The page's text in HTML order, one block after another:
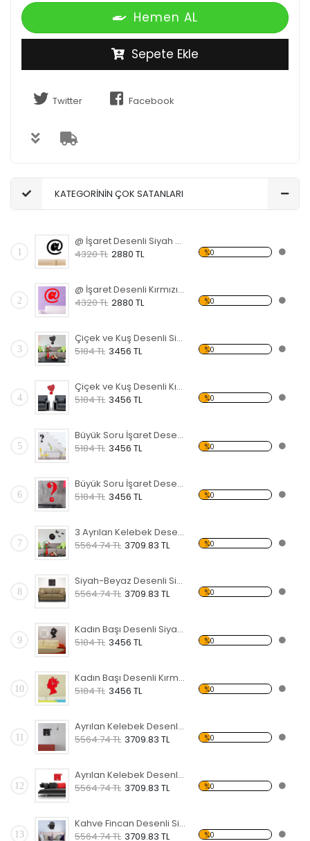
Hemen AL
Sepete Ekle
Twitter Facebook
KATEGORİNİN ÇOK SATANLARI
1
@ İşaret Desenli Siyah Dekoratif Duvar Saati
4320 TL 2880 TL %0
2
@ İşaret Desenli Kırmızı Dekoratif Duvar Saati
4320 TL 2880 TL %0
3
Çiçek ve Kuş Desenli Siyah Dekoratif Duvar Saati
5184 TL 3456 TL %0
4
Çiçek ve Kuş Desenli Kırmızı Dekoratif Duvar Saati
5184 TL 3456 TL %0
5
Büyük Soru İşaret Desenli Siyah Dekoratif Duvar Saati
5184 TL 3456 TL %0
6
Büyük Soru İşaret Desenli Kırmızı Dekoratif Duvar Saati
5184 TL 3456 TL %0
7
3 Ayrılan Kelebek Desenli Siyah Dekoratif Duvar Saati
5564.74 TL 3709.83 TL %0
8
Siyah-Beyaz Desenli Siyah Dekoratif Duvar Saati
5564.74 TL 3709.83 TL %0
9
Kadın Başı Desenli Siyah Dekoratif Duvar Saati
5184 TL 3456 TL %0
10
Kadın Başı Desenli Kırmızı Dekoratif Duvar Saati
5184 TL 3456 TL %0
11
Ayrılan Kelebek Desenli Siyah Dekoratif Duvar Saati
5564.74 TL 3709.83 TL %0
12
Ayrılan Kelebek Desenli Kırmızı Dekoratif Duvar Saati
5564.74 TL 3709.83 TL %0
13
Kahve Fincan Desenli Siyah Dekoratif Duvar Saati
5564.74 TL 3709.83 TL %0